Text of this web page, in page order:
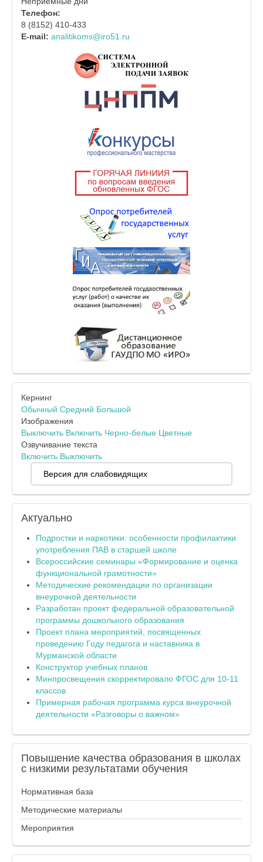
Телефон:
8 (8152) 410-433
E-mail: analitikoms@iro51.ru
Кернинг
Обычный Средний Большой
Изображения
Выключить Включить Черно-белые Цветные
Озвучивание текста
Включить Выключить
Версия для слабовидящих
Актуально
Подростки и наркотики: особенности профилактики
употребления ПАВ в старшей школе
Всероссийские семинары «Формирование и оценка
функциональной грамотности»
Методические рекомендации по организации
внеурочной деятельности
Разработан проект федеральной образовательной
программы дошкольного образования
Проект плана мероприятий, посвященных
проведению Году педагога и наставника в
Мурманской области
Конструктор учебных планов
Минпросвещения скорректировало ФГОС для 10-11
классов
Примерная рабочая программа курса внеурочной
деятельности «Разговоры о важном»
Повышение качества образования в школах
с низкими результатами обучения
Нормативная база
Методические материалы
Мероприятия